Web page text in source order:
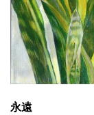
永遠